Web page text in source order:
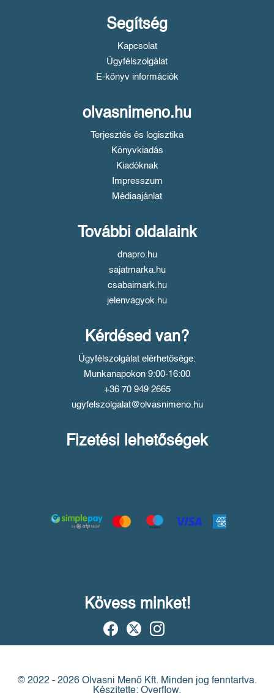
Segítség
Kapcsolat
Ügyfélszolgálat
E-könyv információk
olvasnimeno.hu
Terjesztés és logisztika
Könyvkiadás
Kiadóknak
Impresszum
Médiaajánlat
További oldalaink
dnapro.hu
sajatmarka.hu
csabaimark.hu
jelenvagyok.hu
Kérdésed van?
Ügyfélszolgálat elérhetősége:
Munkanapokon 9:00-16:00
+36 70 949 2665
ugyfelszolgalat@olvasnimeno.hu
Fizetési lehetőségek
Kövess minket!
© 2022 - 2026 Olvasni Menő Kft. Minden jog fenntartva.
Készítette: Overflow.